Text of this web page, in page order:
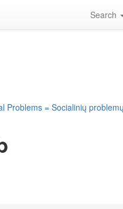
Search
Problems = Socialinių